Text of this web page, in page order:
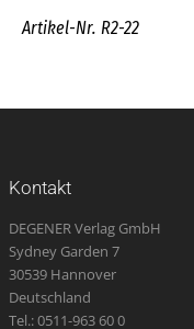
Artikel-Nr. R2-22
Kontakt
DEGENER Verlag GmbH
Sydney Garden 7
30539 Hannover
Deutschland
Tel.: 0511-963 60 0